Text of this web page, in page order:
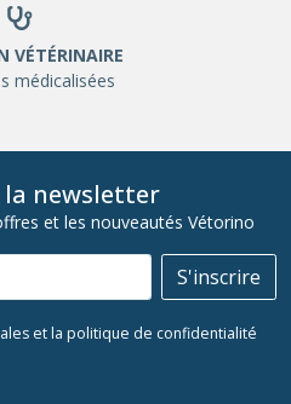
VÉTÉRINAIRE
médicalisées
la newsletter
et les nouveautés Vétorino
S'inscrire
et la politique de confidentialité